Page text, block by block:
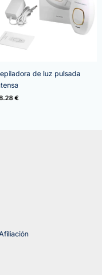
de luz pulsada
€